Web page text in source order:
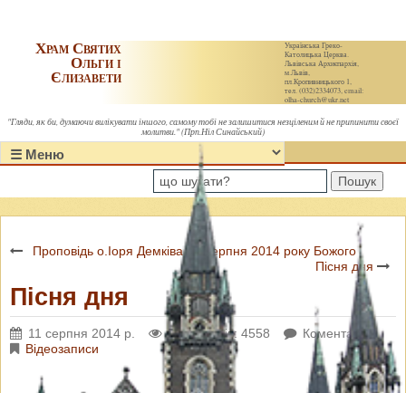
Українська Греко-
Католицька Церква.
Львівська Архиєпархія,
м.Львів,
пл.Кропивницького 1,
тел. (032)2334073, email:
olha-church@ukr.net
Храм Святих
Ольги і
Єлизавети
"Гляди, як би, думаючи вилікувати іншого, самому тобі не залишитися незціленим й не припинити своєї
молитви." (Прп.Ніл Синайський)
Пошук
Проповідь о.Іоря Демківа 12 серпня 2014 року Божого
Пісня дня
Пісня дня
11 серпня 2014 р. Переглядів: 4558
Коментарі: 0
Відеозаписи